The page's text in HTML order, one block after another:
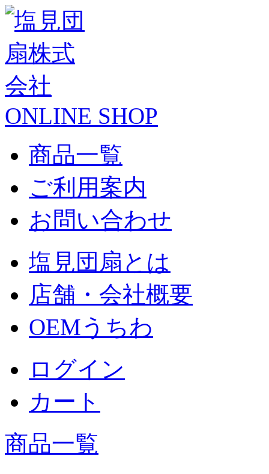
ONLINE SHOP
商品一覧
ご利用案内
お問い合わせ
塩見団扇とは
店舗・会社概要
OEMうちわ
ログイン
カート
商品一覧